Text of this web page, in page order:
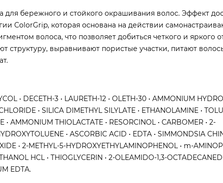
для бережного и стойкого окрашивания волос. Эффект
ColorGrip, которая основана на действии
волоса, что позволяет добиться четкого и яркого
выравнивают пористые участки, питают
• DECETH-3 • LAURETH-12 • OLETH-30 • AMMONIUM
• SILICA DIMETHYL SILYLATE • ETHANOLAMINE •
AMMONIUM THIOLACTATE • RESORCINOL • CARBOMER • 2-
• ASCORBIC ACID • EDTA • SIMMONDSIA
• 2-METHYL-5-HYDROXYETHYLAMINOPHENOL • m-
HCL • THIOGLYCERIN • 2-OLEAMIDO-1,3-
EDTA.